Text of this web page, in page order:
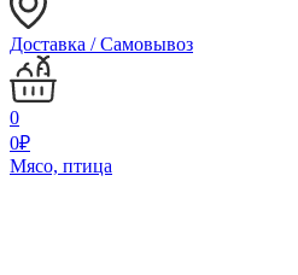
Доставка / Самовывоз
0
0₽
Мясо, птица